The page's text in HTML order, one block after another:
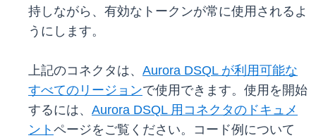
持しながら、有効なトークンが常に使用されるよ
うにします。
上記のコネクタは、 Aurora DSQL が利用可能な
すべてのリージョンで使用できます。使用を開始
するには、 Aurora DSQL 用コネクタのドキュメ
ント ページをご覧ください。コード例について